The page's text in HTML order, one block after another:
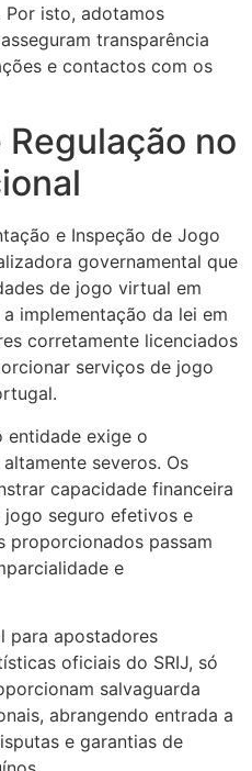
Por isto, adotamos
transparência
e contactos com os
no
e Inspeção de Jogo
governamental que
de jogo virtual em
implementação da lei em
corretamente licenciados
serviços de jogo
entidade exige o
severos. Os
capacidade financeira
seguro efetivos e
passam
e
para apostadores
oficiais do SRIJ, só
salvaguarda
abrangendo entrada a
e garantias de